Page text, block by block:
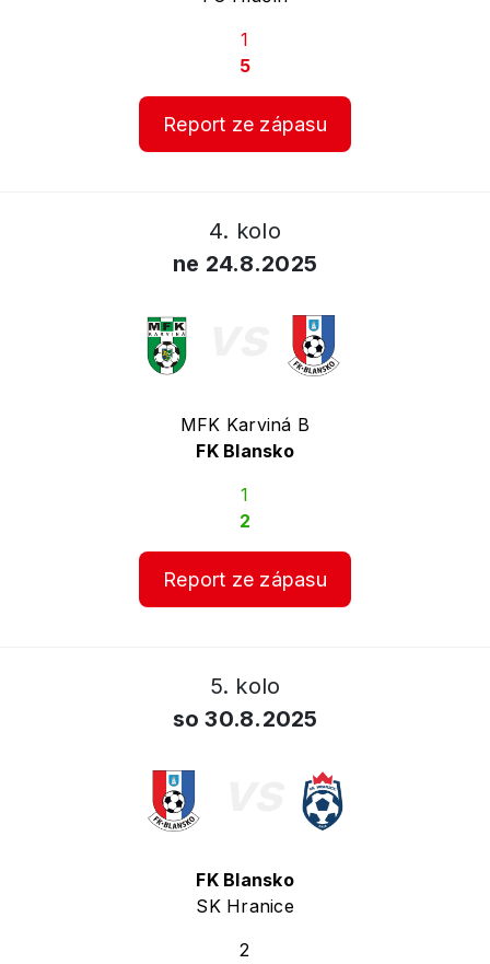
1
5
Report ze zápasu
4. kolo
ne 24.8.2025
MFK Karviná B
FK Blansko
1
2
Report ze zápasu
5. kolo
so 30.8.2025
FK Blansko
SK Hranice
2